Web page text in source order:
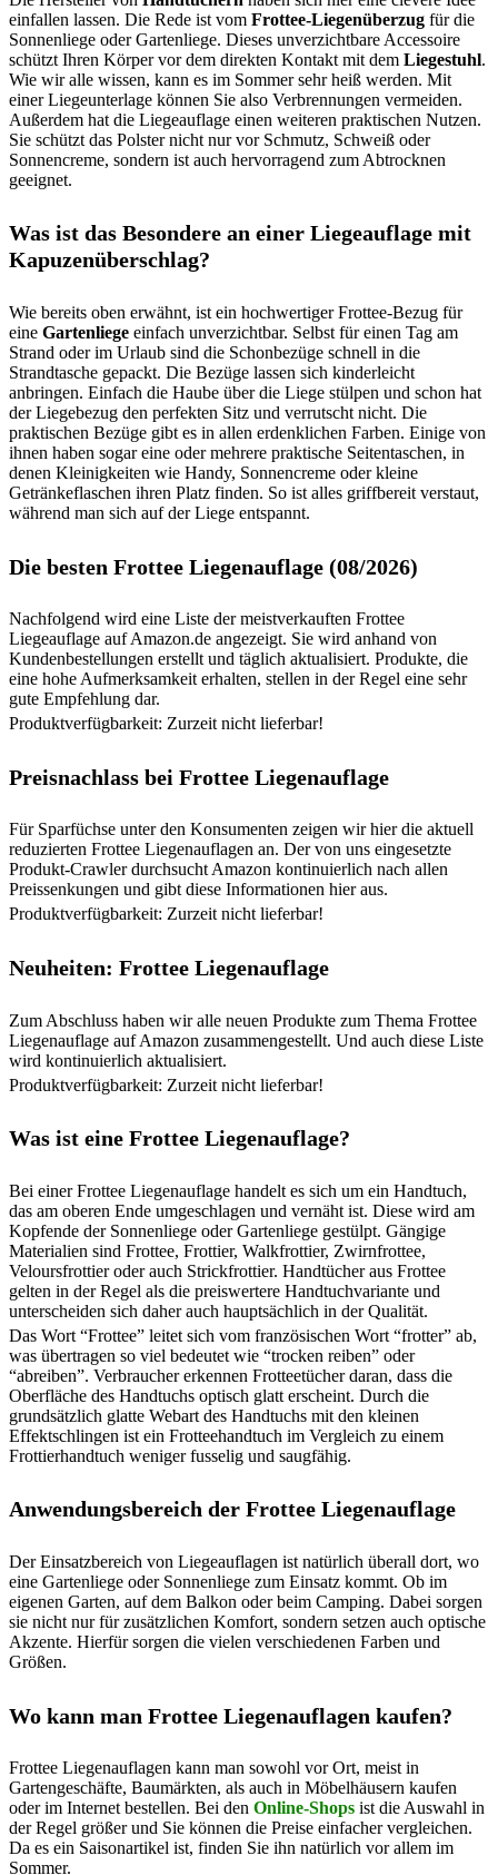
einfallen lassen. Die Rede ist vom Frottee-Liegenüberzug für die
Sonnenliege oder Gartenliege. Dieses unverzichtbare Accessoire
schützt Ihren Körper vor dem direkten Kontakt mit dem Liegestuhl.
Wie wir alle wissen, kann es im Sommer sehr heiß werden. Mit
einer Liegeunterlage können Sie also Verbrennungen vermeiden.
Außerdem hat die Liegeauflage einen weiteren praktischen Nutzen.
Sie schützt das Polster nicht nur vor Schmutz, Schweiß oder
Sonnencreme, sondern ist auch hervorragend zum Abtrocknen
geeignet.
Was ist das Besondere an einer Liegeauflage mit
Kapuzenüberschlag?
Wie bereits oben erwähnt, ist ein hochwertiger Frottee-Bezug für
eine Gartenliege einfach unverzichtbar. Selbst für einen Tag am
Strand oder im Urlaub sind die Schonbezüge schnell in die
Strandtasche gepackt. Die Bezüge lassen sich kinderleicht
anbringen. Einfach die Haube über die Liege stülpen und schon hat
der Liegebezug den perfekten Sitz und verrutscht nicht. Die
praktischen Bezüge gibt es in allen erdenklichen Farben. Einige von
ihnen haben sogar eine oder mehrere praktische Seitentaschen, in
denen Kleinigkeiten wie Handy, Sonnencreme oder kleine
Getränkeflaschen ihren Platz finden. So ist alles griffbereit verstaut,
während man sich auf der Liege entspannt.
Die besten Frottee Liegenauflage (08/2026)
Nachfolgend wird eine Liste der meistverkauften Frottee
Liegeauflage auf Amazon.de angezeigt. Sie wird anhand von
Kundenbestellungen erstellt und täglich aktualisiert. Produkte, die
eine hohe Aufmerksamkeit erhalten, stellen in der Regel eine sehr
gute Empfehlung dar.
Produktverfügbarkeit: Zurzeit nicht lieferbar!
Preisnachlass bei Frottee Liegenauflage
Für Sparfüchse unter den Konsumenten zeigen wir hier die aktuell
reduzierten Frottee Liegenauflagen an. Der von uns eingesetzte
Produkt-Crawler durchsucht Amazon kontinuierlich nach allen
Preissenkungen und gibt diese Informationen hier aus.
Produktverfügbarkeit: Zurzeit nicht lieferbar!
Neuheiten: Frottee Liegenauflage
Zum Abschluss haben wir alle neuen Produkte zum Thema Frottee
Liegenauflage auf Amazon zusammengestellt. Und auch diese Liste
wird kontinuierlich aktualisiert.
Produktverfügbarkeit: Zurzeit nicht lieferbar!
Was ist eine Frottee Liegenauflage?
Bei einer Frottee Liegenauflage handelt es sich um ein Handtuch,
das am oberen Ende umgeschlagen und vernäht ist. Diese wird am
Kopfende der Sonnenliege oder Gartenliege gestülpt. Gängige
Materialien sind Frottee, Frottier, Walkfrottier, Zwirnfrottee,
Veloursfrottier oder auch Strickfrottier. Handtücher aus Frottee
gelten in der Regel als die preiswertere Handtuchvariante und
unterscheiden sich daher auch hauptsächlich in der Qualität.
Das Wort “Frottee” leitet sich vom französischen Wort “frotter” ab,
was übertragen so viel bedeutet wie “trocken reiben” oder
“abreiben”. Verbraucher erkennen Frotteetücher daran, dass die
Oberfläche des Handtuchs optisch glatt erscheint. Durch die
grundsätzlich glatte Webart des Handtuchs mit den kleinen
Effektschlingen ist ein Frotteehandtuch im Vergleich zu einem
Frottierhandtuch weniger fusselig und saugfähig.
Anwendungsbereich der Frottee Liegenauflage
Der Einsatzbereich von Liegeauflagen ist natürlich überall dort, wo
eine Gartenliege oder Sonnenliege zum Einsatz kommt. Ob im
eigenen Garten, auf dem Balkon oder beim Camping. Dabei sorgen
sie nicht nur für zusätzlichen Komfort, sondern setzen auch optische
Akzente. Hierfür sorgen die vielen verschiedenen Farben und
Größen.
Wo kann man Frottee Liegenauflagen kaufen?
Frottee Liegenauflagen kann man sowohl vor Ort, meist in
Gartengeschäfte, Baumärkten, als auch in Möbelhäusern kaufen
oder im Internet bestellen. Bei den Online-Shops ist die Auswahl in
der Regel größer und Sie können die Preise einfacher vergleichen.
Da es ein Saisonartikel ist, finden Sie ihn natürlich vor allem im
Sommer.